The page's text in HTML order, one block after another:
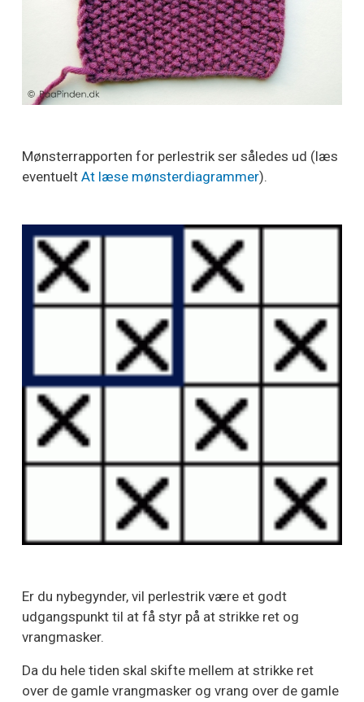
Mønsterrapporten for perlestrik ser således ud (læs
eventuelt At læse mønsterdiagrammer).
Er du nybegynder, vil perlestrik være et godt
udgangspunkt til at få styr på at strikke ret og
vrangmasker.
Da du hele tiden skal skifte mellem at strikke ret
over de gamle vrangmasker og vrang over de gamle